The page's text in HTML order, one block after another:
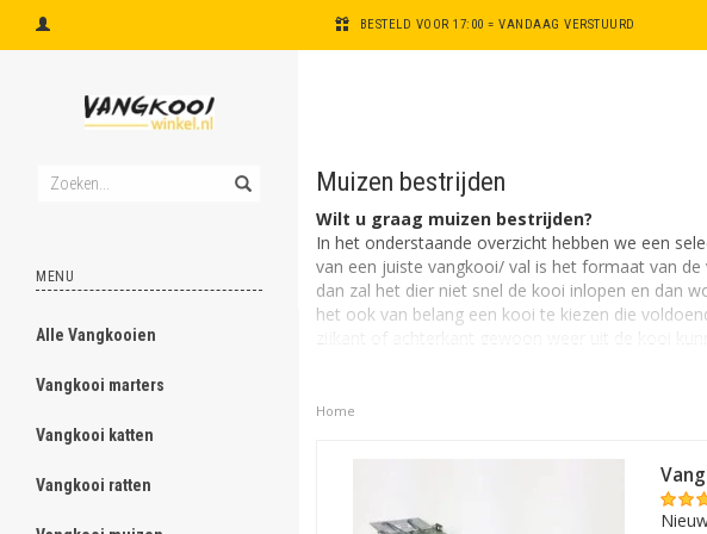
BESTELD VOOR 17:00 = VANDAAG VERSTUURD
MENU
Alle Vangkooien
Vangkooi marters
Vangkooi katten
Vangkooi ratten
ghost
ghost
ghost
ghost
Muizen bestrijden
Wilt u graag muizen bestrijden?
In het onderstaande overzicht hebben we een
van een juiste vangkooi/ val is het formaat van
dan zal het dier niet snel de kooi inlopen en dan
het ook van belang een kooi te kiezen die
Een muis vangt u met bijvoorbeeld pindakaas of
midden van de kooi als het een doorloopval
Vangtip - Meerdere kooien of klemmen
Een belangrijke tip is om meerdere kooien of
Home